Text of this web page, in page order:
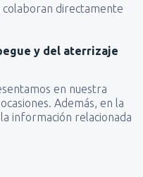
colaboran directamente
y del aterrizaje
en nuestra
Además, en la
información relacionada